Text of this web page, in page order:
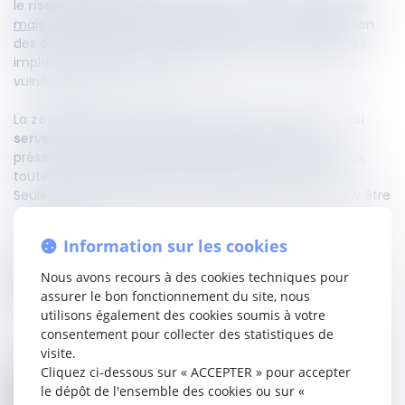
le risque est modéré
mais sous certaines conditions,
des constructions aux contraintes du site. Les nouvelles
implantations doivent être sécurisées pour limiter leur
vulnérabilité en cas de crue.
La zone verte
servent de zones d’expansion des crues
préserver leur rôle essentiel dans la régulation des eaux,
toute nouvelle activité ou construction y est interdite.
Seules les activités agricoles déjà existantes peuvent y être
maintenues.
Enfin, lazone blanchen’estpas soumise à un risque
d’inondationet ne fait l’objet d’aucune contrainte
spécifique en la matière.
Construire en zone inondable :
Information sur les cookies
Nous avons recours à des cookies techniques pour
assurer le bon fonctionnement du site, nous
utilisons également des cookies soumis à votre
consentement pour collecter des statistiques de
visite.
Cliquez ci-dessous sur « ACCEPTER » pour accepter
le dépôt de l'ensemble des cookies ou sur «